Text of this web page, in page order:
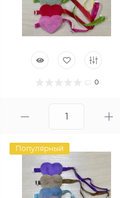
0
Популярный